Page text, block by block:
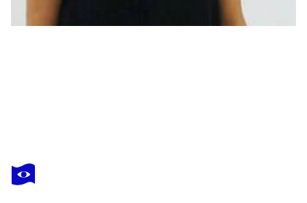
MAJA ĐOKIĆ MIHAJLOVIĆ
Street in Rovinj